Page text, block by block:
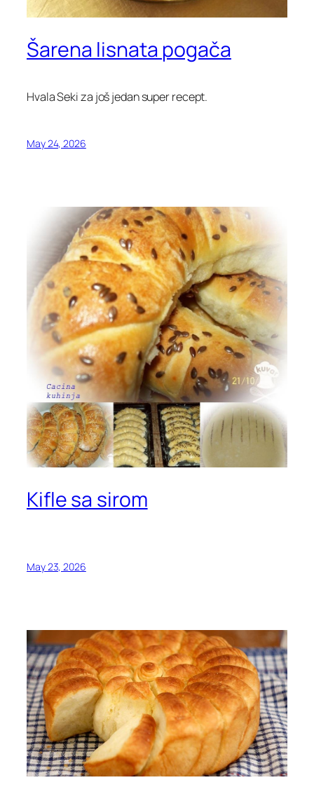
Šarena lisnata pogača
Hvala Seki za još jedan super recept.
May 24, 2026
Kifle sa sirom
May 23, 2026